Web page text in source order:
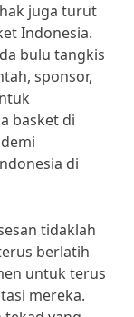
juga turut
Indonesia.
bulu tangkis
sponsor,
basket di
di
tidaklah
berlatih
untuk terus
mereka.